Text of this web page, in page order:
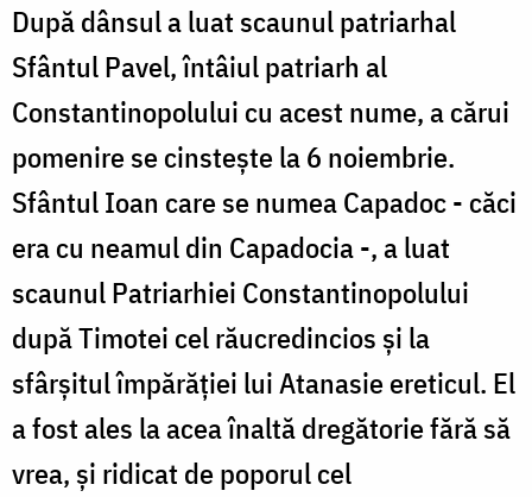
După dânsul a luat scaunul patriarhal
Sfântul Pavel, întâiul patriarh al
Constantinopolului cu acest nume, a cărui
pomenire se cinstește la 6 noiembrie.
Sfântul Ioan care se numea Capadoc - căci
era cu neamul din Capadocia -, a luat
scaunul Patriarhiei Constantinopolului
după Timotei cel răucredincios și la
sfârșitul împărăției lui Atanasie ereticul. El
a fost ales la acea înaltă dregătorie fără să
vrea, și ridicat de poporul cel